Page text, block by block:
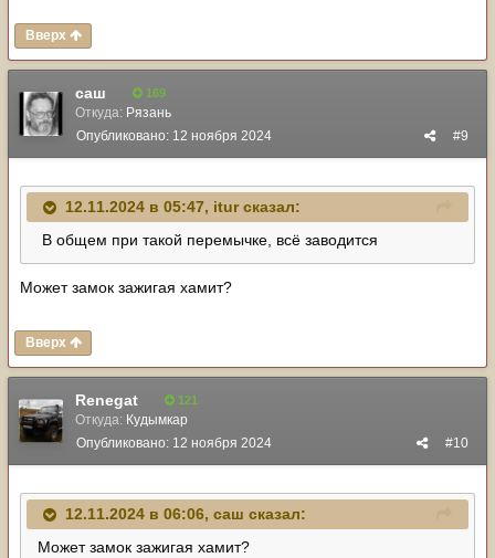
Вверх
саш 169
Откуда: Рязань
#9
Опубликовано: 12 ноября 2024
12.11.2024 в 05:47, iturсказал:
В общем при такой перемычке, всё заводится
Может замок зажигая хамит?
Вверх
Renegat 121
Откуда: Кудымкар
#10
Опубликовано: 12 ноября 2024
12.11.2024 в 06:06, саш сказал:
Может замок зажигая хамит?